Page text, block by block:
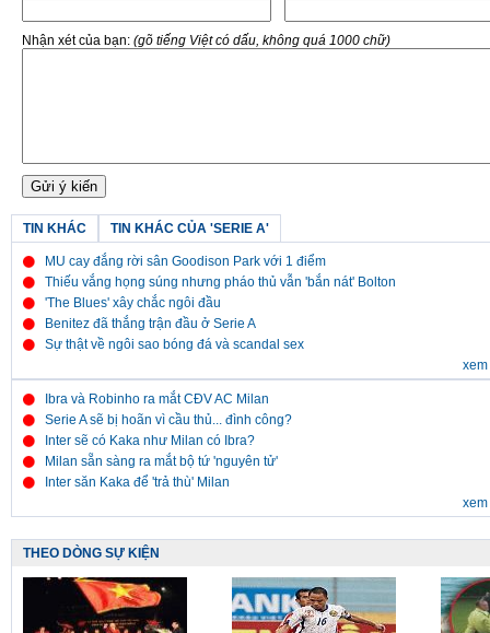
Nhận xét của bạn: (gõ tiếng Việt có dấu, không quá 1000 chữ)
TIN KHÁC TIN KHÁC CỦA 'SERIE A'
MU cay đắng rời sân Goodison Park với 1 điểm
Thiếu vắng họng súng nhưng pháo thủ vẫn 'bắn nát' Bolton
'The Blues' xây chắc ngôi đầu
Benitez đã thắng trận đầu ở Serie A
Sự thật về ngôi sao bóng đá và scandal sex
Ibra và Robinho ra mắt CĐV AC Milan
Serie A sẽ bị hoãn vì cầu thủ... đình công?
Inter sẽ có Kaka như Milan có Ibra?
Milan sẵn sàng ra mắt bộ tứ 'nguyên tử'
Inter săn Kaka để 'trả thù' Milan
THEO DÒNG SỰ KIỆN